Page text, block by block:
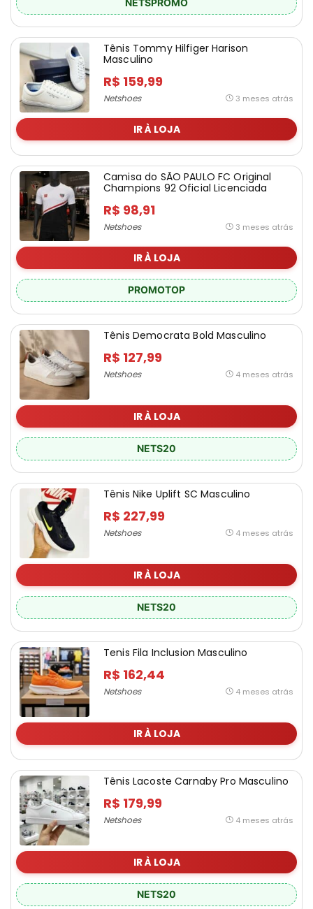
NETSPROMO
Tênis Tommy Hilfiger Harison
Masculino
R$ 159,99
Netshoes 3 meses atrás
IR À LOJA
Camisa do SÃO PAULO FC Original
Champions 92 Oficial Licenciada
R$ 98,91
Netshoes 3 meses atrás
IR À LOJA
PROMOTOP
Tênis Democrata Bold Masculino
R$ 127,99
Netshoes 4 meses atrás
IR À LOJA
NETS20
Tênis Nike Uplift SC Masculino
R$ 227,99
Netshoes 4 meses atrás
IR À LOJA
NETS20
Tenis Fila Inclusion Masculino
R$ 162,44
Netshoes 4 meses atrás
IR À LOJA
Tênis Lacoste Carnaby Pro Masculino
R$ 179,99
Netshoes 4 meses atrás
IR À LOJA
NETS20